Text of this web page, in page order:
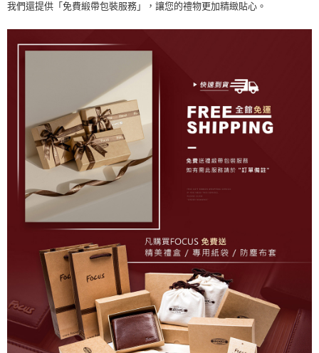
我們還提供「免費緞帶包裝服務」，讓您的禮物更加精緻貼心。